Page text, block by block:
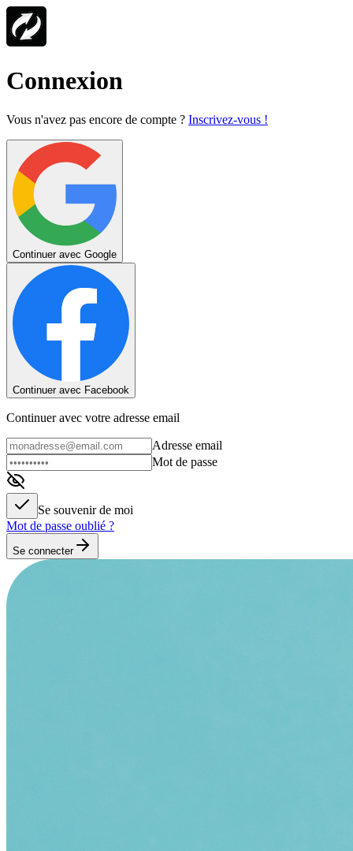
Connexion
Vous n'avez pas encore de compte ? Inscrivez-vous !
Continuer avec Google
Continuer avec Facebook
Continuer avec votre adresse email
Adresse email
Mot de passe
Se souvenir de moi
Mot de passe oublié ?
Se connecter